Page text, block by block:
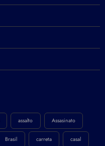
assalto Assasinato
Brasil carreta casal